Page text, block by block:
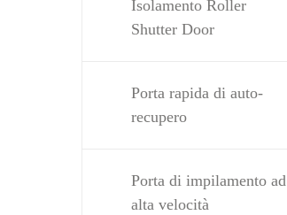
Isolamento Roller
Shutter Door
Porta rapida di auto-
recupero
Porta di impilamento ad
alta velocità